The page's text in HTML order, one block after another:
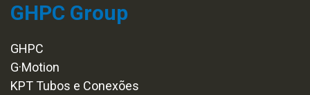
GHPC Group
GHPC
G·Motion
KPT Tubos e Conexões